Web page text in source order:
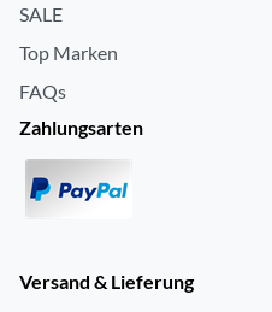
SALE
Top Marken
FAQs
Zahlungsarten
Versand & Lieferung